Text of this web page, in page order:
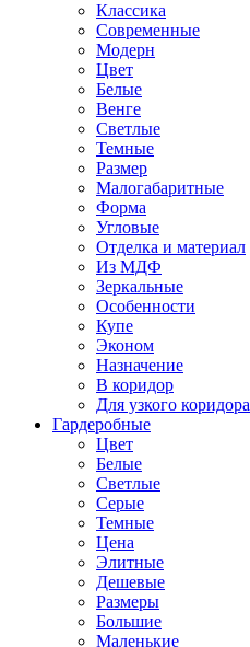
Классика
Современные
Модерн
Цвет
Белые
Венге
Светлые
Темные
Размер
Малогабаритные
Форма
Угловые
Отделка и материал
Из МДФ
Зеркальные
Особенности
Купе
Эконом
Назначение
В коридор
Для узкого коридора
Гардеробные
Цвет
Белые
Светлые
Серые
Темные
Цена
Элитные
Дешевые
Размеры
Большие
Маленькие